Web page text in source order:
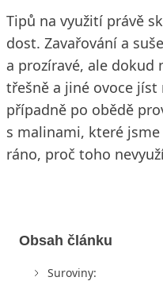
Tipů na využití právě
dost. Zavařování a
a prozíravé, ale dokud
třešně a jiné ovoce
případně po obědě
s malinami, které
ráno, proč toho
Obsah článku
Suroviny: